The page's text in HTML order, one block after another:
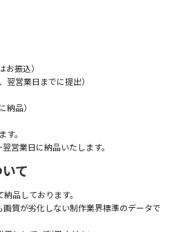
振込）
翌営業日までに提出）
納品）
。
営業日に納品いたします。
て
品しております。
質が劣化しない制作業界標準のデータで